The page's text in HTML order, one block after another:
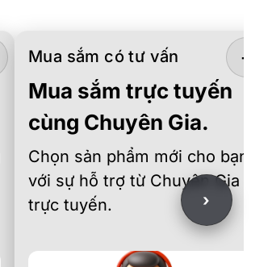
Mua sắm có tư vấn
Mua sắm trực tuyến
cùng Chuyên Gia.
Chọn sản phẩm mới cho bạn
với sự hỗ trợ từ Chuyên Gia
trực tuyến.
+
›